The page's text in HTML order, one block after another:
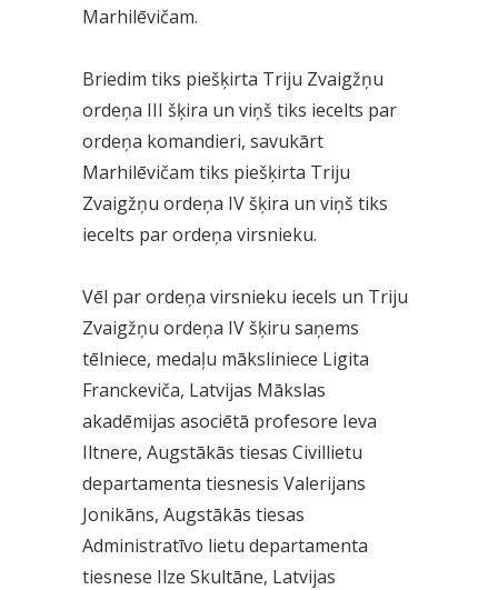
Marhilēvičam.
Briedim tiks piešķirta Triju Zvaigžņu
ordeņa III šķira un viņš tiks iecelts par
ordeņa komandieri, savukārt
Marhilēvičam tiks piešķirta Triju
Zvaigžņu ordeņa IV šķira un viņš tiks
iecelts par ordeņa virsnieku.
Vēl par ordeņa virsnieku iecels un Triju
Zvaigžņu ordeņa IV šķiru saņems
tēlniece, medaļu māksliniece Ligita
Franckeviča, Latvijas Mākslas
akadēmijas asociētā profesore Ieva
Iltnere, Augstākās tiesas Civillietu
departamenta tiesnesis Valerijans
Jonikāns, Augstākās tiesas
Administratīvo lietu departamenta
tiesnese Ilze Skultāne, Latvijas